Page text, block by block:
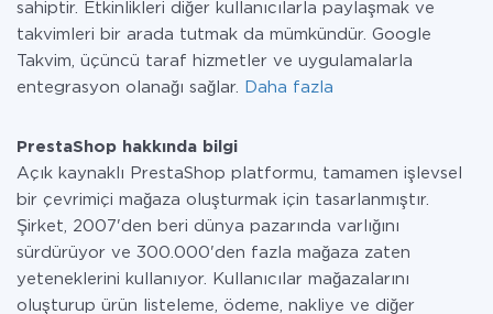
sahiptir. Etkinlikleri diğer kullanıcılarla paylaşmak ve
takvimleri bir arada tutmak da mümkündür. Google
Takvim, üçüncü taraf hizmetler ve uygulamalarla
entegrasyon olanağı sağlar.
Daha fazla
PrestaShop hakkında bilgi
Açık kaynaklı PrestaShop platformu, tamamen işlevsel
bir çevrimiçi mağaza oluşturmak için tasarlanmıştır.
Şirket, 2007'den beri dünya pazarında varlığını
sürdürüyor ve 300.000'den fazla mağaza zaten
yeteneklerini kullanıyor. Kullanıcılar mağazalarını
oluşturup ürün listeleme, ödeme, nakliye ve diğer